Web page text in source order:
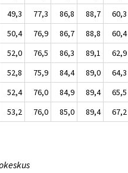
49,3 77,3 86,8 88,7 60,3
50,4 76,9 86,7 88,8 60,4
52,0 76,5 86,3 89,1 62,9
52,8 75,9 84,4 89,0 64,3
52,4 76,0 84,9 89,4 65,5
53,2 76,0 85,0 89,4 67,2